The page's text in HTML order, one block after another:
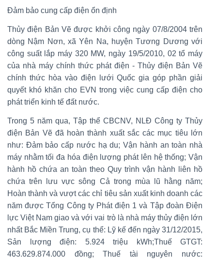
Đảm bảo cung cấp điện ổn định
Thủy điện Bản Vẽ được khởi công ngày 07/8/2004 trên
dòng Nậm Nơn, xã Yên Na, huyện Tương Dương với
công suất lắp máy 320 MW, ngày 19/5/2010, 02 tổ máy
của nhà máy chính thức phát điện - Thủy điện Bản Vẽ
chính thức hòa vào điện lưới Quốc gia góp phần giải
quyết khó khăn cho EVN trong việc cung cấp điện cho
phát triển kinh tế đất nước.
Trong 5 năm qua, Tập thể CBCNV, NLĐ Công ty Thủy
điện Bản Vẽ đã hoàn thành xuất sắc các mục tiêu lớn
như: Đảm bảo cấp nước hạ du; Vận hành an toàn nhà
máy nhằm tối đa hóa điện lượng phát lên hệ thống; Vận
hành hồ chứa an toàn theo Quy trình vận hành liên hồ
chứa trên lưu vực sông Cả trong mùa lũ hằng năm;
Hoàn thành và vượt các chỉ tiêu sản xuất kinh doanh các
năm được Tổng Công ty Phát điện 1 và Tập đoàn Điện
lực Việt Nam giao và với vai trò là nhà máy thủy điện lớn
nhất Bắc Miền Trung, cụ thể: Lỹ kế đến ngày 31/12/2015,
Sản lượng điện: 5.924 triệu kWh;Thuế GTGT:
463.629.874.000 đồng; Thuế tài nguyên nước: